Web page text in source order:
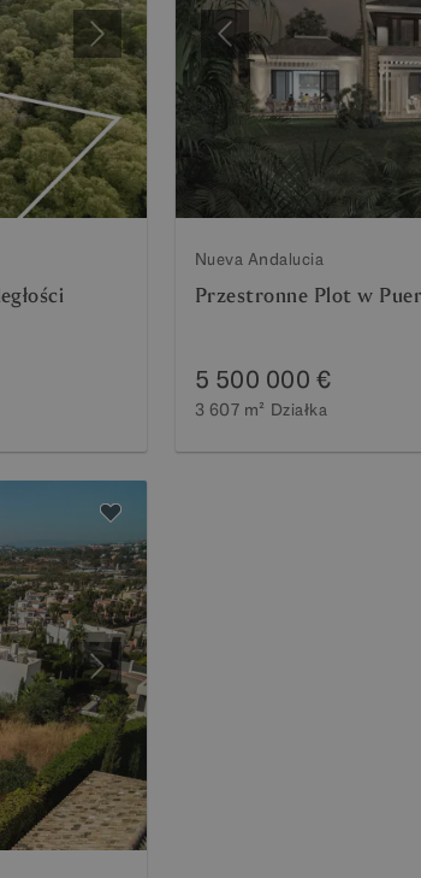
Następny Poprzedni
Nueva Andalucia
Przestronne Plot w
5 500 000 €
3 607 m² Działka
Następny